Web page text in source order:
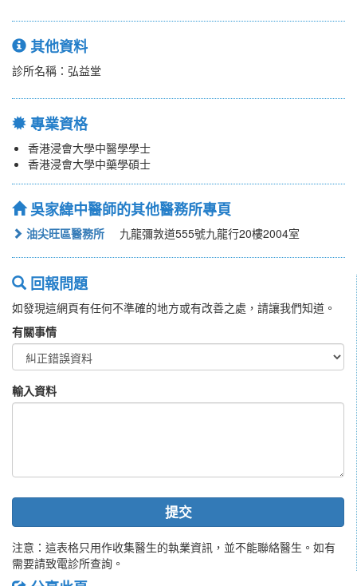
其他資料
診所名稱：弘益堂
專業資格
香港浸會大學中醫學學士
香港浸會大學中藥學碩士
吳家緯中醫師的其他醫務所專頁
油尖旺區醫務所 九龍彌敦道555號九龍行20樓2004室
回報問題
如發現這網頁有任何不準確的地方或有改善之處，請讓我們知道。
有關事情
輸入資料
提交
注意：這表格只用作收集醫生的執業資訊，並不能聯絡醫生。如有
需要請致電診所查詢。